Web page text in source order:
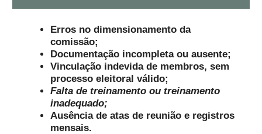
Erros no dimensionamento da
comissão;
Documentação incompleta ou ausente;
Vinculação indevida de membros, sem
processo eleitoral válido;
Falta de treinamento ou treinamento
inadequado;
Ausência de atas de reunião e registros
mensais.